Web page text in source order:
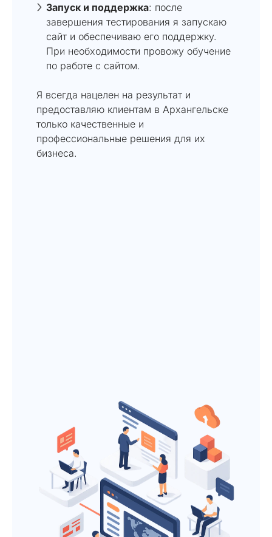
Запуск и поддержка: после
завершения тестирования я запускаю
сайт и обеспечиваю его поддержку.
При необходимости провожу обучение
по работе с сайтом.
Я всегда нацелен на результат и
предоставляю клиентам в Архангельске
только качественные и
профессиональные решения для их
бизнеса.